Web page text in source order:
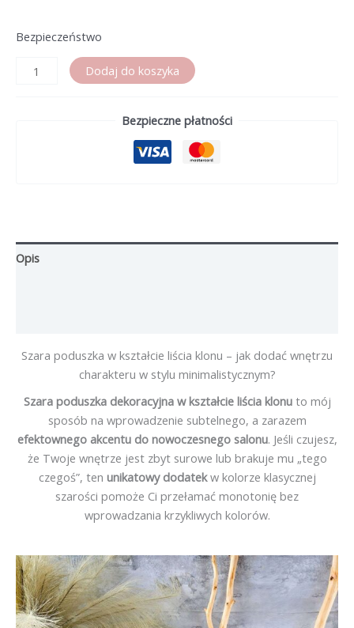
Bezpieczeństwo
ilość
Dodaj do koszyka
Bezpieczne płatności
Opis
Szara poduszka w kształcie liścia klonu – jak dodać wnętrzu
charakteru w stylu minimalistycznym?
Szara poduszka dekoracyjna w kształcie liścia klonuto mój
sposób na wprowadzenie subtelnego, a zarazem
efektownego akcentu do nowoczesnego salonu. Jeśli czujesz,
że Twoje wnętrze jest zbyt surowe lub brakuje mu „tego
czegoś”, ten unikatowy dodatekw kolorze klasycznej
szarości pomoże Ci przełamać monotonię bez
wprowadzania krzykliwych kolorów.